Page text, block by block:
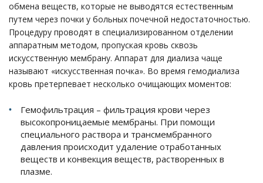
обмена веществ, которые не выводятся естественным
путем через почки у больных почечной недостаточностью.
Процедуру проводят в специализированном отделении
аппаратным методом, пропуская кровь сквозь
искусственную мембрану. Аппарат для диализа чаще
называют «искусственная почка». Во время гемодиализа
кровь претерпевает несколько очищающих моментов:
Гемофильтрация – фильтрация крови через
высокопроницаемые мембраны. При помощи
специального раствора и трансмембранного
давления происходит удаление отработанных
веществ и конвекция веществ, растворенных в
плазме.